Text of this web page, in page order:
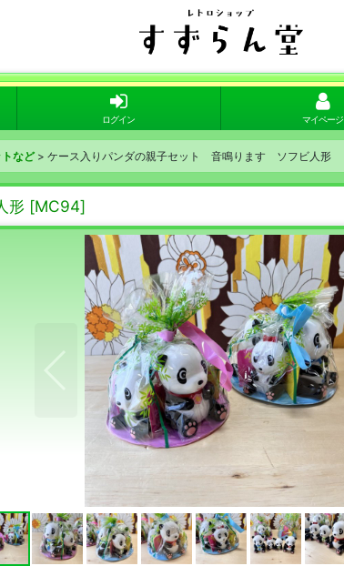
ログイン マイページ
など > ケース入りパンダの親子セット 音鳴ります ソフビ人形
形 [MC94]